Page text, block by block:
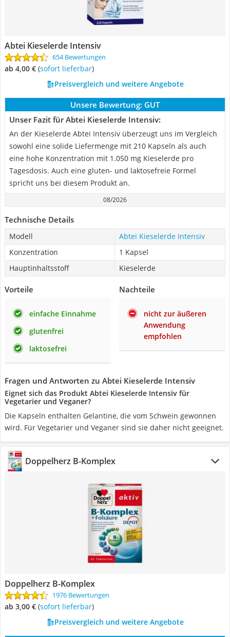
Abtei Kieselerde Intensiv
654 Bewertungen
ab 4,00 € ( Sofort lieferbar)
Preisvergleich und weitere Angebote
Unsere Bewertung: GUT
Unser Fazit für Abtei Kieselerde Intensiv:
An der Kieselerde Abtei Intensiv überzeugt uns im Vergleich
sowohl eine solide Liefermenge mit 210 Kapseln als auch
eine hohe Konzentration mit 1.050 mg Kieselerde pro
Tagesdosis. Auch eine gluten- und laktosefreie Formel
spricht uns bei diesem Produkt an.
08/2026
Technische Details
Modell
Abtei Kieselerde Intensiv
Konzentration
1 Kapsel
Hauptinhaltsstoff
Kieselerde
Vorteile
einfache Einnahme
glutenfrei
laktosefrei
Nachteile
nicht zur äußeren
Anwendung
empfohlen
Fragen und Antworten zu Abtei Kieselerde Intensiv
Eignet sich das Produkt Abtei Kieselerde Intensiv für
Vegetarier und Veganer?
Die Kapseln enthalten Gelantine, die vom Schwein gewonnen
wird. Für Vegetarier und Veganer sind sie daher nicht geeignet.
Doppelherz B-Komplex
Doppelherz B-Komplex
1976 Bewertungen
ab 3,00 € ( Sofort lieferbar)
Preisvergleich und weitere Angebote